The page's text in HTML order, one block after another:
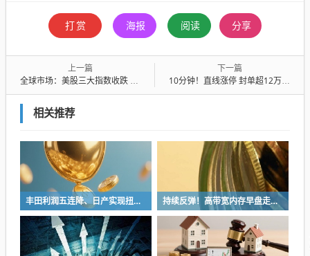
打赏 海报 阅读 分享
上一篇
全球市场：美股三大指数收跌 存储、半导体板块大跌 中国金龙指数涨近3%
下一篇
10分钟！直线涨停 封单超12万手！业绩利好引爆这些A股
相关推荐
丰田利润五连降、日产实现扭亏 日系三强一季报喜忧参半 持续反弹！高带宽内存早盘走强 三大原厂产能售罄